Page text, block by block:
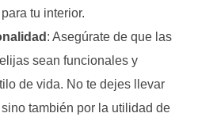
tu interior.
: Asegúrate de que las
sean funcionales y
de vida. No te dejes llevar
también por la utilidad de